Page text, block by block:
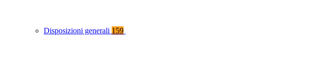
Disposizioni generali 159